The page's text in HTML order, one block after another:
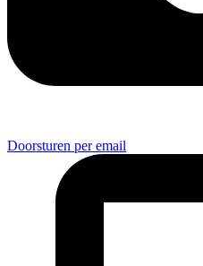
Doorsturen per email